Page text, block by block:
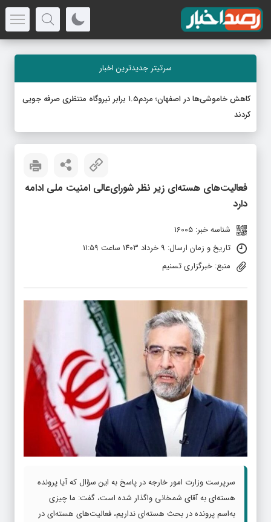
سرتیتر جدیدترین اخبار
کاهش خاموشی‌ها در اصفهان؛ مردم۱.۵ برابر نیروگاه منتظری صرفه جویی
کردند
فعالیت‌های هسته‌ای زیر نظر شورای‌عالی امنیت ملی ادامه
دارد
شناسه خبر: 16005
تاریخ و زمان ارسال: ۹ خرداد ۱۴۰۳ ساعت ۱۱:۵۹
منبع: خبرگزاری تسنیم
سرپرست وزارت امور خارجه در پاسخ به این سؤال که آیا پرونده
هسته‌ای به آقای شمخانی واگذار شده است، گفت: ما چیزی
به‌اسم پرونده در بحث هسته‌ای نداریم، فعالیت‌های هسته‌ای در